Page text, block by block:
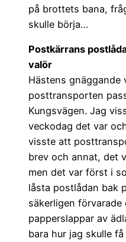
på brottets bana,
skulle börja…
Postkärrans
valör
Hästens gnäggande
posttransporten
Kungsvägen. Jag
veckodag det var
visste att
brev och annat, det
men det var först i
låsta postlådan bak
säkerligen
papperslappar av
bara hur jag skulle